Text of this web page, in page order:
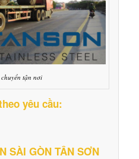
tận nơi
yêu cầu:
SÀI GÒN TÂN SƠN